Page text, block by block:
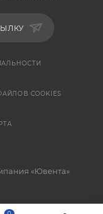
COOKIES
«Ювента»